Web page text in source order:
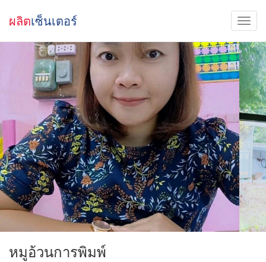
ผลิตเซ็นเตอร์
หมูอ้วนการพิมพ์